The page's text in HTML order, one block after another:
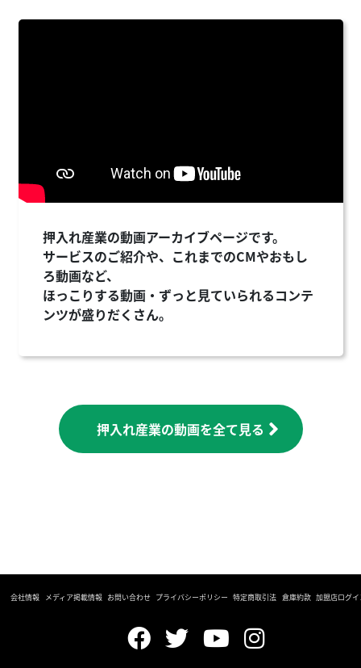
押入れ産業の動画アーカイブページです。
サービスのご紹介や、これまでのCMやおもし
ろ動画など、
ほっこりする動画・ずっと見ていられるコンテ
ンツが盛りだくさん。
押入れ産業の動画を全て見る
会社情報 メディア掲載情報 お問い合わせ プライバシーポリシー 特定商取引法 倉庫約款 加盟店ログイ